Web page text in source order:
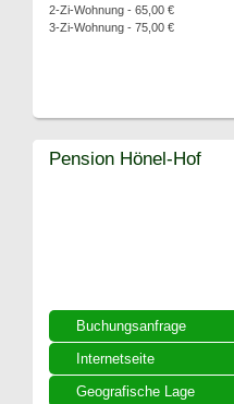
2-Zi-Wohnung - 65,00 €
3-Zi-Wohnung - 75,00 €
Buchungsanfrage
Internetseite
Geografische Lage
Pension Hönel-Hof